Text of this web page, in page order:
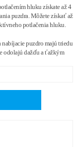
hluku získate až 4
puzdra. Môžete získať až
potlačenia hluku.
nabíjacie puzdro majú triedu
odolajú dažďu a ťažkým